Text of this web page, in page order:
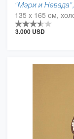
"Мэри и
135 x 165 см,
3.000 USD